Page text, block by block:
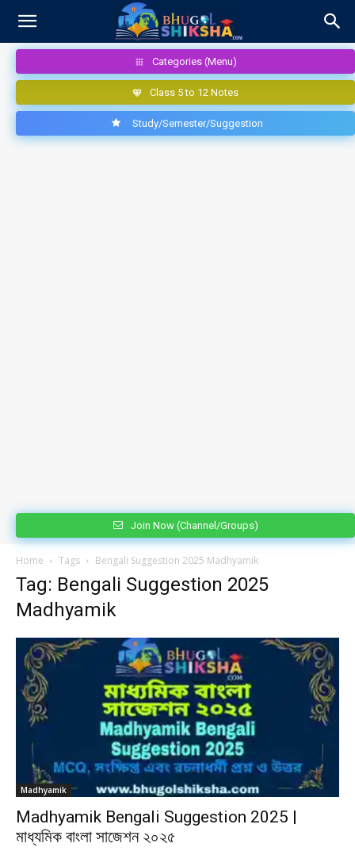
Categories (Menu)
Class 5 to 12 Notes
Study/Semester/Suggestion
Join Now (Channel/Groups)
Home Tags Bengali Suggestion 2025 Madhyamik
Tag: Bengali Suggestion 2025
Madhyamik
Madhyamik
Madhyamik Bengali Suggestion 2025 |
মাধ্যমিক বাংলা সাজেশন ২০২৫